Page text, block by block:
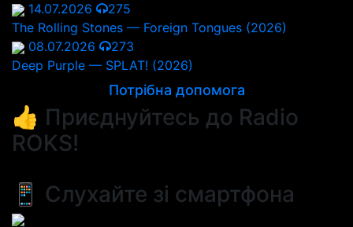
14.07.2026
275
The Rolling Stones — Foreign Tongues (2026)
08.07.2026
273
Deep Purple — SPLAT! (2026)
Потрібна допомога
👍 Приєднуйтесь до Radio
ROKS!
📱 Слухайте зі смартфона